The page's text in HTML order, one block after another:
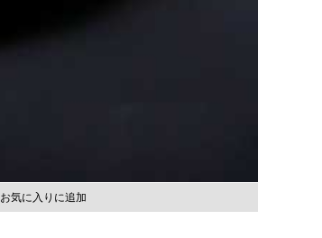
お気に入りに追加